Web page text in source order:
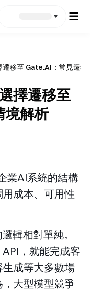
移至 Gate.AI：常見遷移
擇遷移至
境解析
業AI系統的結構
成本、可用性
輯相對單純。
，就能完成客
成等大多數場
大型模型競爭